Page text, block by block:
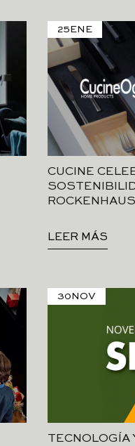
CUCINE
LEER MÁS
25ENE
TECNOLOGÍA
30 NOV